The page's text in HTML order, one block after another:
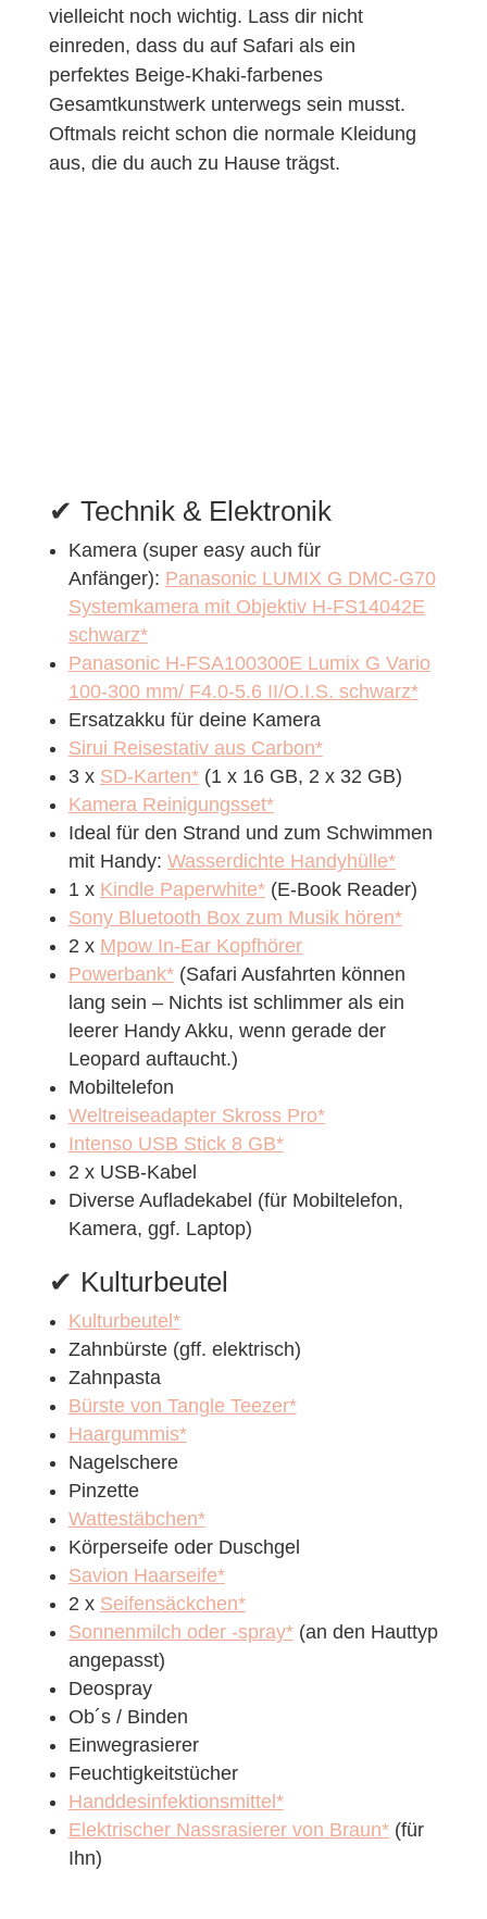
vielleicht noch wichtig. Lass dir nicht
einreden, dass du auf Safari als ein
perfektes Beige-Khaki-farbenes
Gesamtkunstwerk unterwegs sein musst.
Oftmals reicht schon die normale Kleidung
aus, die du auch zu Hause trägst.
✔︎ Technik & Elektronik
Kamera (super easy auch für
Anfänger): Panasonic LUMIX G DMC-G70
Systemkamera mit Objektiv H-FS14042E
schwarz*
Panasonic H-FSA100300E Lumix G Vario
100-300 mm/ F4.0-5.6 II/O.I.S. schwarz*
Ersatzakku für deine Kamera
Sirui Reisestativ aus Carbon*
3 x SD-Karten*(1 x 16 GB, 2 x 32 GB)
Kamera Reinigungsset*
Ideal für den Strand und zum Schwimmen
mit Handy: Wasserdichte Handyhülle*
1 x Kindle Paperwhite*(E-Book Reader)
Sony Bluetooth Box zum Musik hören*
2 x Mpow In-Ear Kopfhörer
Powerbank*(Safari Ausfahrten können
lang sein – Nichts ist schlimmer als ein
leerer Handy Akku, wenn gerade der
Leopard auftaucht.)
Mobiltelefon
Weltreiseadapter Skross Pro*
Intenso USB Stick 8 GB*
2 x USB-Kabel
Diverse Aufladekabel (für Mobiltelefon,
Kamera, ggf. Laptop)
✔︎ Kulturbeutel
Kulturbeutel*
Zahnbürste (gff. elektrisch)
Zahnpasta
Bürste von Tangle Teezer*
Haargummis*
Nagelschere
Pinzette
Wattestäbchen*
Körperseife oder Duschgel
Savion Haarseife*
2 x Seifensäckchen*
Sonnenmilch oder -spray*(an den Hauttyp
angepasst)
Deospray
Ob´s / Binden
Einwegrasierer
Feuchtigkeitstücher
Handdesinfektionsmittel*
Elektrischer Nassrasierer von Braun*(für
Ihn)